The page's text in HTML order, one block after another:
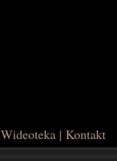
Wideoteka | Kontakt